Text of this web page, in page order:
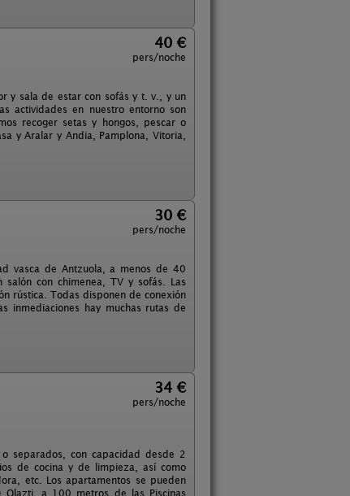
40 €
pers/noche
y sala de estar con sofás y t. v., y un
actividades en nuestro entorno son
recoger setas y hongos, pescar o
y Aralar y Andia, Pamplona, Vitoria,
30 €
pers/noche
vasca de Antzuola, a menos de 40
con chimenea, TV y sofás. Las
rústica. Todas disponen de conexión
inmediaciones hay muchas rutas de
34 €
pers/noche
separados, con capacidad desde 2
de cocina y de limpieza, así como
etc. Los apartamentos se pueden
a 100 metros de las Piscinas